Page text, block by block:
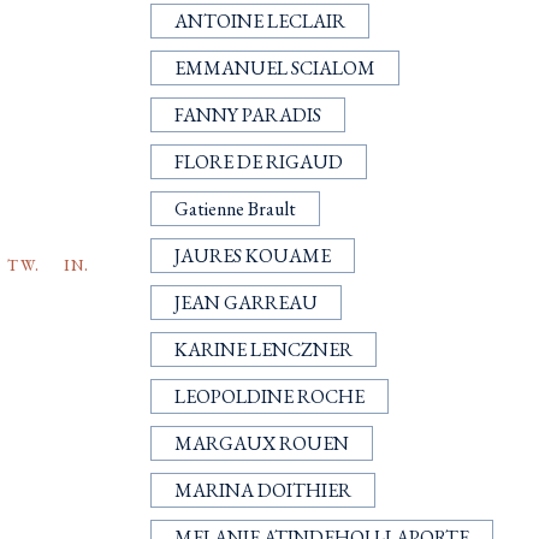
TW. IN.
ANTOINE LECLAIR
EMMANUEL SCIALOM
FANNY PARADIS
FLORE DE RIGAUD
Gatienne Brault
JAURES KOUAME
JEAN GARREAU
KARINE LENCZNER
LEOPOLDINE ROCHE
MARGAUX ROUEN
MARINA DOITHIER